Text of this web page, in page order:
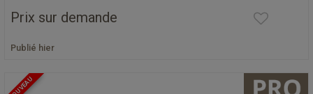
Prix sur demande
Publié hier